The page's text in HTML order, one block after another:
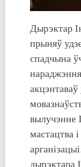
Дырэктар
прыняў
спадчына
вылучэнне
мастацтва
дырэктара